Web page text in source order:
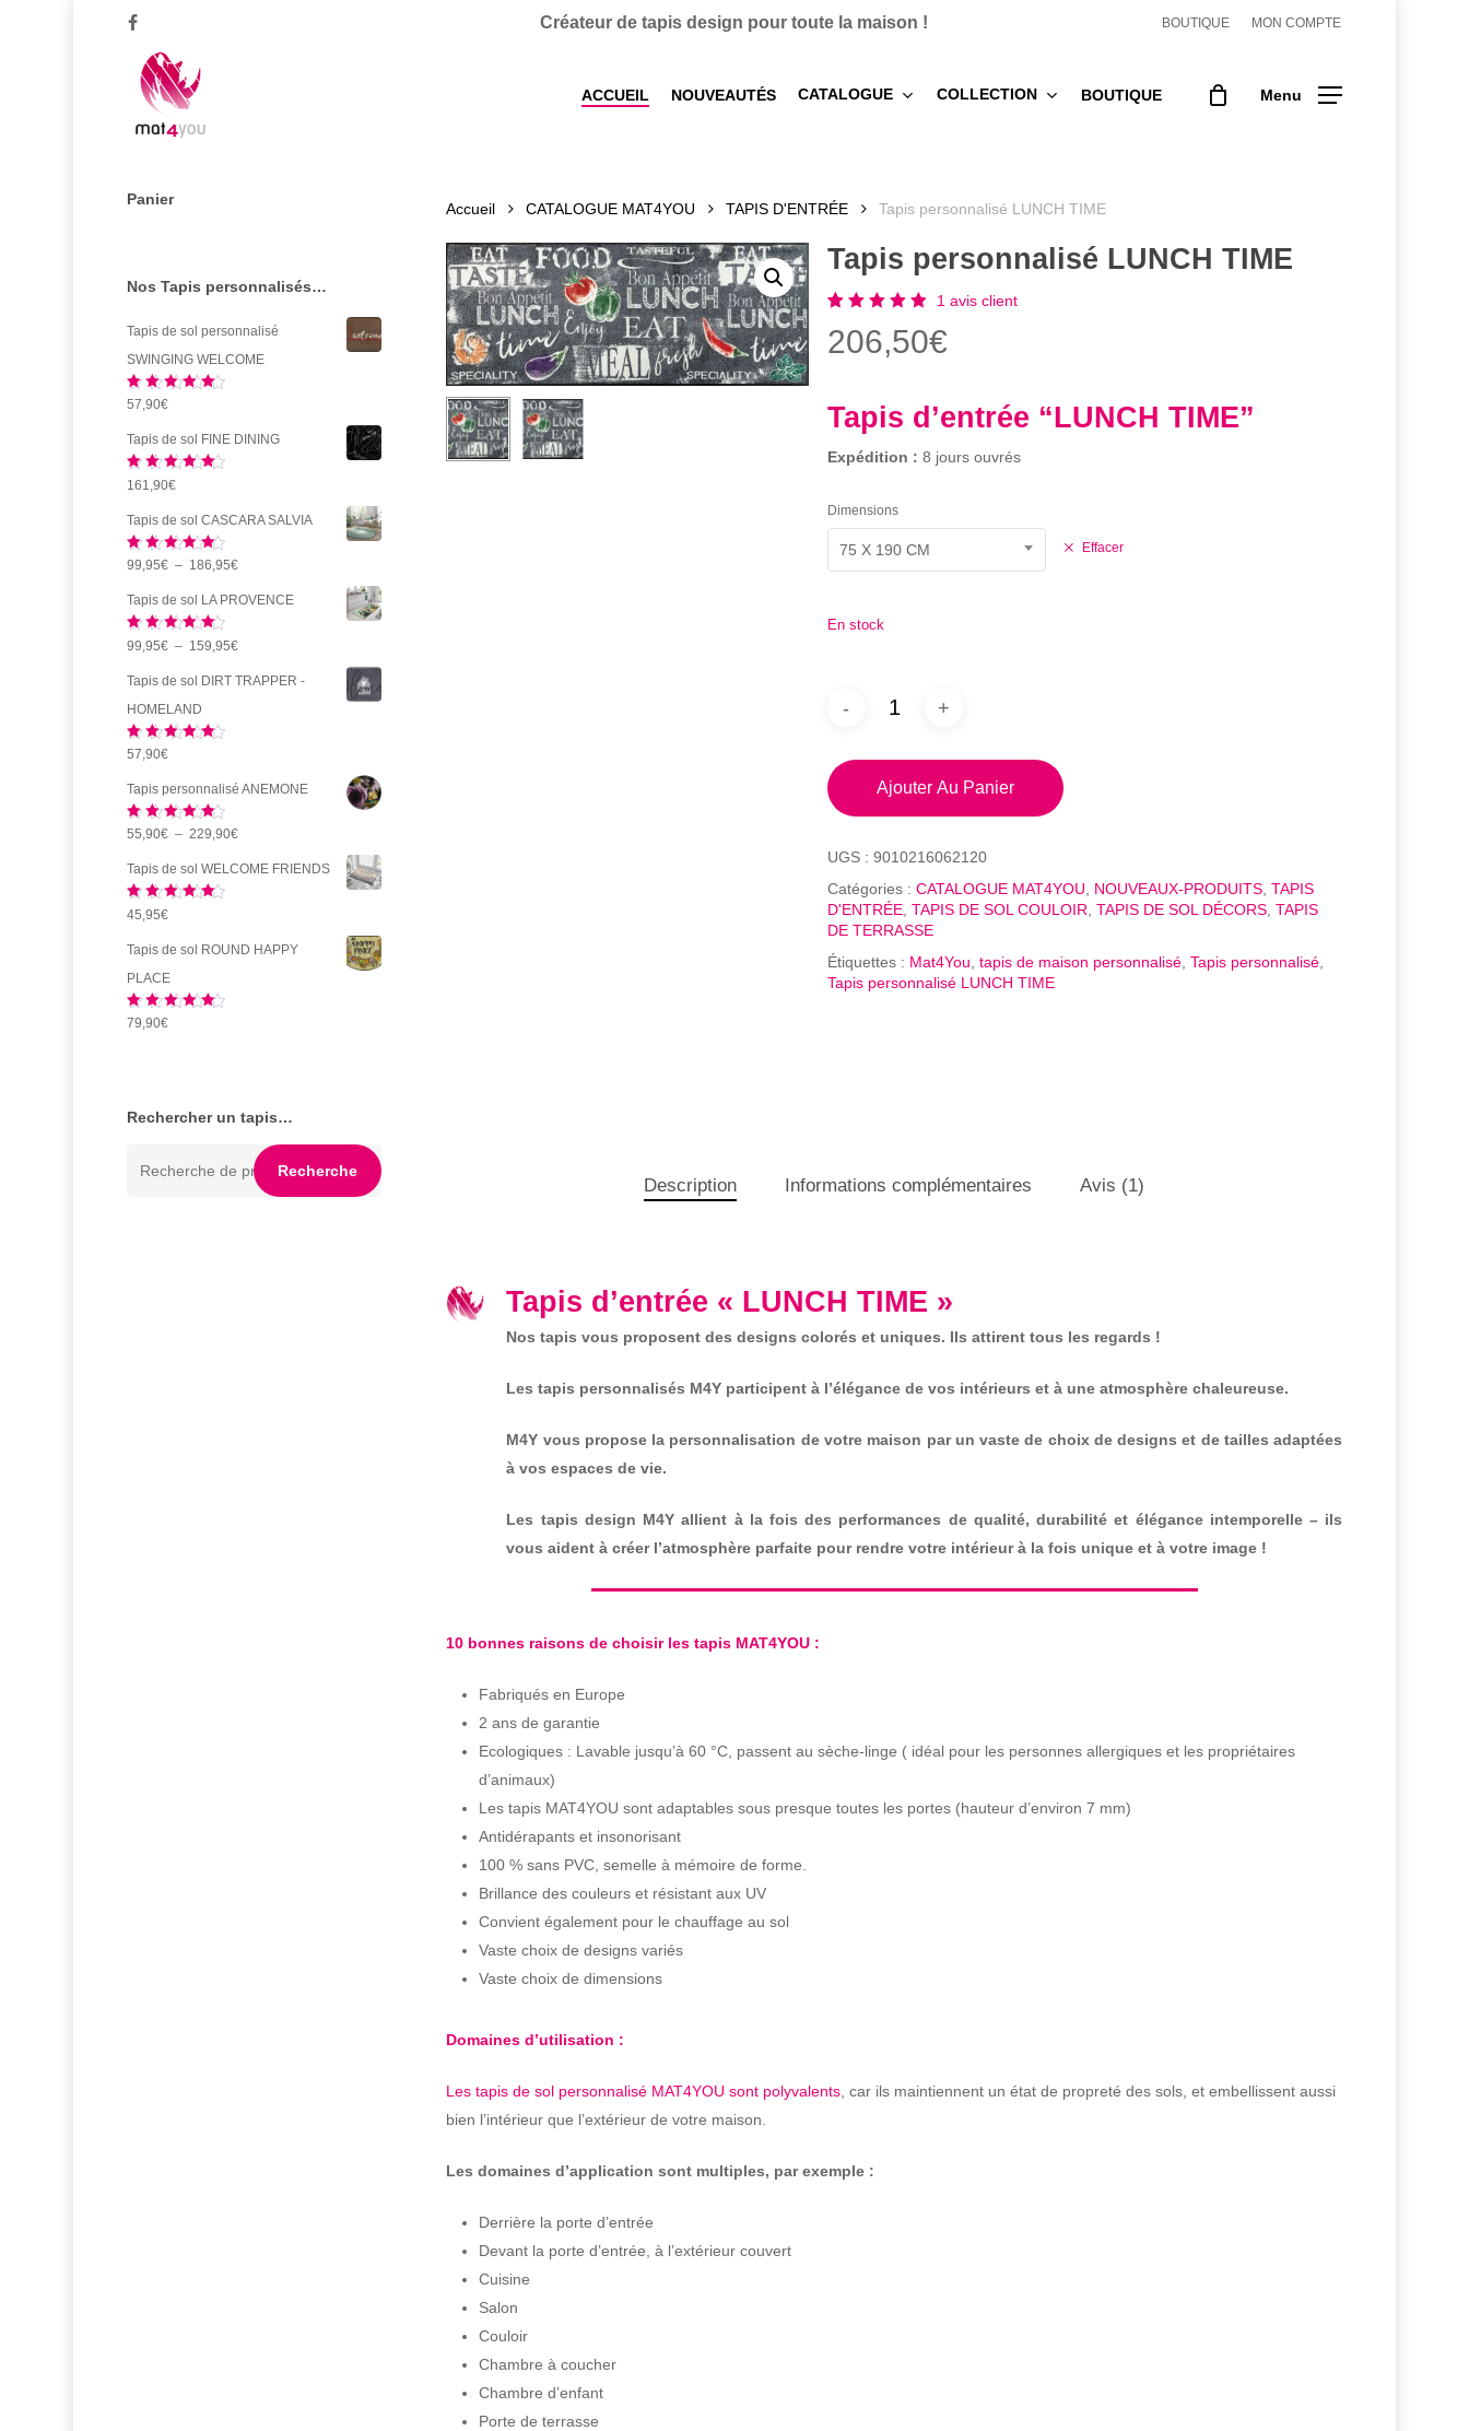
Créateur de tapis design pour toute la maison ! BOUTIQUE MON COMPTE
ACCUEIL NOUVEAUTÉS CATALOGUE COLLECTION BOUTIQUE Menu
Panier
Nos Tapis personnalisés…
Tapis de sol personnalisé
SWINGING WELCOME
Note
sur 5
57,90€
Tapis de sol FINE DINING
Note
sur 5
161,90€
Tapis de sol CASCARA SALVIA
Note 5.00
sur 5
99,95€ – 186,95€Plage
de
99,95€
à
Tapis de sol LA PROVENCE
Note 5.00
sur 5
99,95€ – 159,95€Plage
de
159,95€
Tapis de sol DIRT TRAPPER -
HOMELAND
Note
sur 5
57,90€
Tapis personnalisé ANEMONE
Note 5.00
sur 5
55,90€ – 229,90€Plage
de
à
Tapis de sol WELCOME FRIENDS
Note
sur 5
45,95€
Tapis de sol ROUND HAPPY
PLACE
Note
sur 5
79,90€
Rechercher un tapis…
Recherche
Accueil CATALOGUE MAT4YOU TAPIS D'ENTRÉE Tapis personnalisé LUNCH TIME
Tapis personnalisé LUNCH TIME
5.00
sur 5
client
1 avis client
206,50€
Tapis d’entrée “LUNCH TIME”
Expédition : 8 jours ouvrés
Dimensions
75 X 190 CM Effacer
En stock
Ajouter Au Panier
UGS : 9010216062120
Catégories : CATALOGUE MAT4YOU NOUVEAUX-PRODUITS, TAPIS
D'ENTRÉE, TAPIS DE SOL COULOIR TAPIS DE SOL DÉCORS, TAPIS
DE TERRASSE
Étiquettes : Mat4You tapis de maison personnalisé, Tapis personnalisé,
Tapis personnalisé LUNCH TIME
Description Informations complémentaires Avis (1)
Tapis d’entrée « LUNCH TIME »
Nos tapis vous proposent des designs colorés et uniques. Ils attirent tous les regards !
Les tapis personnalisés M4Y participent à l’élégance de vos intérieurs et à une atmosphère chaleureuse.
M4Y vous propose la personnalisation de votre maison par un vaste de choix de designs et de tailles adaptées
à vos espaces de vie.
Les tapis design M4Y allient à la fois des performances de qualité, durabilité et élégance intemporelle – ils
vous aident à créer l’atmosphère parfaite pour rendre votre intérieur à la fois unique et à votre image !
10 bonnes raisons de choisir les tapis MAT4YOU :
Fabriqués en Europe
2 ans de garantie
Ecologiques : Lavable jusqu’à 60 °C, passent au sèche-linge ( idéal pour les personnes allergiques et les propriétaires
d’animaux)
Les tapis MAT4YOU sont adaptables sous presque toutes les portes (hauteur d’environ 7 mm)
Antidérapants et insonorisant
100 % sans PVC, semelle à mémoire de forme.
Brillance des couleurs et résistant aux UV
Convient également pour le chauffage au sol
Vaste choix de designs variés
Vaste choix de dimensions
Domaines d’utilisation :
Les tapis de sol personnalisé MAT4YOU sont polyvalents , car ils maintiennent un état de propreté des sols, et embellissent aussi
bien l’intérieur que l’extérieur de votre maison.
Les domaines d’application sont multiples, par exemple :
Derrière la porte d’entrée
Devant la porte d’entrée, à l’extérieur couvert
Cuisine
Salon
Couloir
Chambre à coucher
Chambre d’enfant
Porte de terrasse